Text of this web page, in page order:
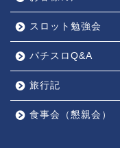
スロット勉強会
パチスロQ&A
旅行記
食事会（懇親会）